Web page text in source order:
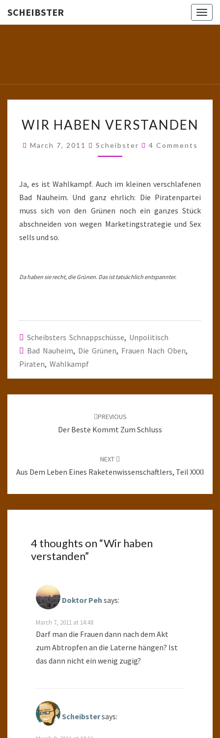
SCHEIBSTER
School!
HABEN
WIR HABEN VERSTANDEN
March 7, 2011 Scheibster Comments
4 Comments
Ja, es ist Wahlkampf. Auch im kleinen verschlafenen
Bad Nauheim. Und ganz ehrlich: Die Piratenpartei
muss sich von den Grünen noch ein ganzes Stück
abschneiden von wegen Marketingstrategie und Sex
sells und so.
Da haben sie recht, die Grünen. Das ist tatsächlich entspannter.
Scheibsters Schnappschüsse, Unpolitisch
Bad Nauheim, Die Grünen, Frauen Nach Oben,
Piraten, Wahlkampf
PREVIOUS
Der Beste Kommt Zum Schluss
NEXT
Aus Dem Leben Eines Raketenwissenschaftlers, Teil XXXI
4 thoughts on “Wir haben
verstanden”
Doktor Peh says:
March 7, 2011 at 14:48
Darf man die Frauen dann nach dem Akt
zum Abtropfen an die Laterne hängen? Ist
das dann nicht ein wenig zugig?
Scheibstersays: